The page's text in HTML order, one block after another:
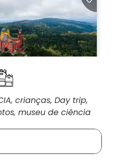
, crianças, Day trip,
, museu de ciência